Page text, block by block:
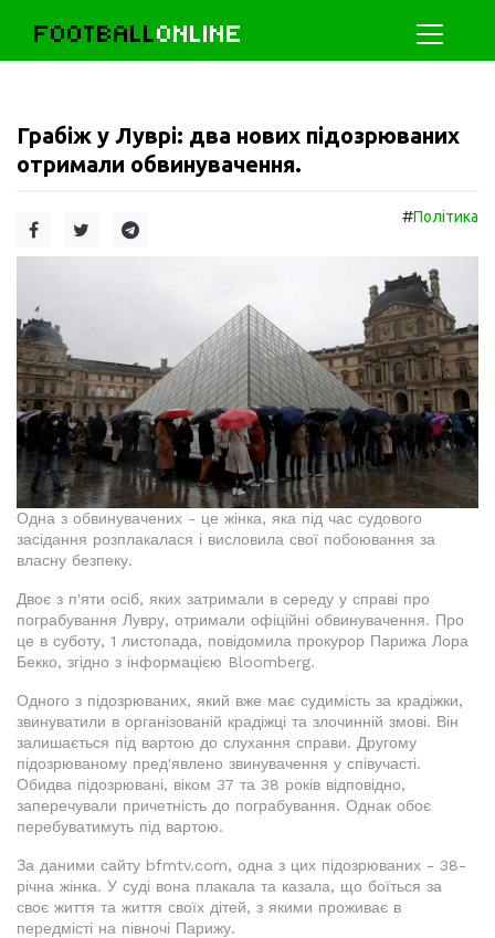
FOOTBALLONLINE
Грабіж у Луврі: два нових підозрюваних
отримали обвинувачення.
#Політика
Одна з обвинувачених - це жінка, яка під час судового
засідання розплакалася і висловила свої побоювання за
власну безпеку.
Двоє з п'яти осіб, яких затримали в середу у справі про
пограбування Лувру, отримали офіційні обвинувачення. Про
це в суботу, 1 листопада, повідомила прокурор Парижа Лора
Бекко, згідно з інформацією Bloomberg.
Одного з підозрюваних, який вже має судимість за крадіжки,
звинуватили в організованій крадіжці та злочинній змові. Він
залишається під вартою до слухання справи. Другому
підозрюваному пред'явлено звинувачення у співучасті.
Обидва підозрювані, віком 37 та 38 років відповідно,
заперечували причетність до пограбування. Однак обоє
перебуватимуть під вартою.
За даними сайту bfmtv.com, одна з цих підозрюваних - 38-
річна жінка. У суді вона плакала та казала, що боїться за
своє життя та життя своїх дітей, з якими проживає в
передмісті на півночі Парижу.